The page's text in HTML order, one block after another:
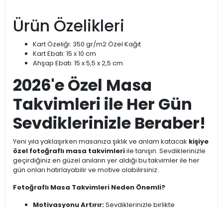
Ürün Özelikleri
Kart Özeliği: 350 gr/m2 Özel Kağıt
Kart Ebatı: 15 x 10 cm
Ahşap Ebatı: 15 x 5,5 x 2,5 cm
2026'e Özel Masa
Takvimleri ile Her Gün
Sevdiklerinizle Beraber!
Yeni yıla yaklaşırken masanıza şıklık ve anlam katacak kişiye
özel fotoğraflı masa takvimleriile tanışın. Sevdiklerinizle
geçirdiğiniz en güzel anıların yer aldığı bu takvimler ile her
gün onları hatırlayabilir ve motive olabilirsiniz.
Fotoğraflı Masa Takvimleri Neden Önemli?
Motivasyonu Artırır:Sevdiklerinizle birlikte